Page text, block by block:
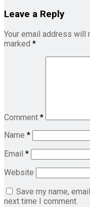
Leave a Reply
Your email address will
marked *
Comment *
Name *
Email *
Website
Save my name,
next time I comment.